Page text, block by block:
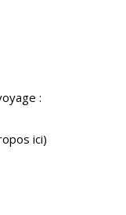
:
ici)